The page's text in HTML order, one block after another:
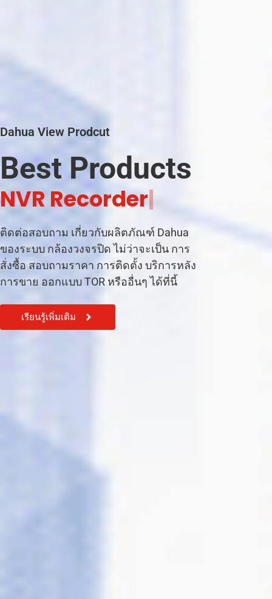
Dahua View Prodcut
Best Products
CC|
ติดต่อสอบถาม เกี่ยวกับผลิตภัณฑ์ Dahua
ของระบบ กล้องวงจรปิด ไม่ว่าจะเป็น การ
สั่งซื้อ สอบถามราคา การติดตั้ง บริการหลัง
การขาย ออกแบบ TOR หรืออื่นๆ ได้ที่นี้
เรียนรู้เพิ่มเติม